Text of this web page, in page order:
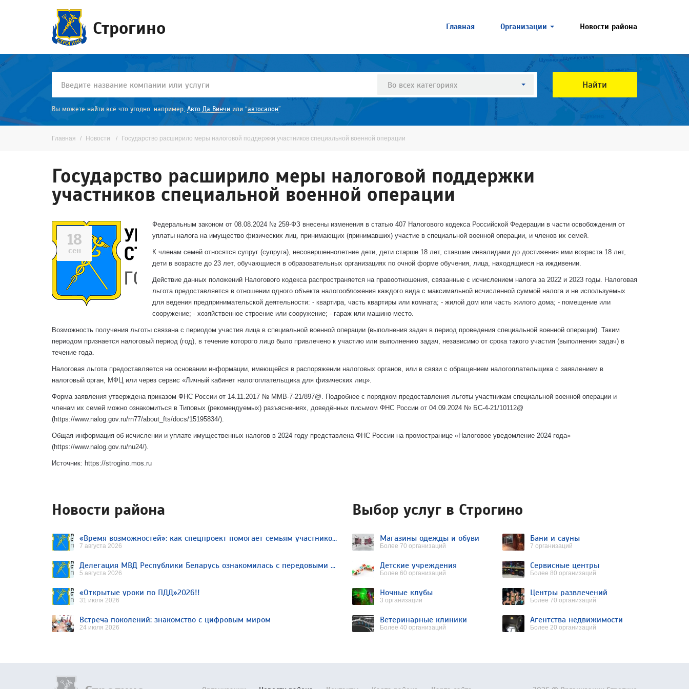
Строгино Главная Организации Новости района
Во всех категориях Найти
Вы можете найти всё что угодно: например,Авто Да Винчи или “автосалон”
Главная Новости Государство расширило меры налоговой поддержки участников специальной военной операции
Государство расширило меры налоговой поддержки
участников специальной военной операции
18
сен
Федеральным законом от 08.08.2024 № 259-ФЗ внесены изменения в статью 407 Налогового кодекса Российской Федерации в части освобождения от
уплаты налога на имущество физических лиц, принимающих (принимавших) участие в специальной военной операции, и членов их семей.
К членам семей относятся супруг (супруга), несовершеннолетние дети, дети старше 18 лет, ставшие инвалидами до достижения ими возраста 18 лет,
дети в возрасте до 23 лет, обучающиеся в образовательных организациях по очной форме обучения, лица, находящиеся на иждивении.
Действие данных положений Налогового кодекса распространяется на правоотношения, связанные с исчислением налога за 2022 и 2023 годы. Налоговая
льгота предоставляется в отношении одного объекта налогообложения каждого вида с максимальной исчисленной суммой налога и не используемых
для ведения предпринимательской деятельности: - квартира, часть квартиры или комната; - жилой дом или часть жилого дома; - помещение или
сооружение; - хозяйственное строение или сооружение; - гараж или машино-место.
Возможность получения льготы связана с периодом участия лица в специальной военной операции (выполнения задач в период проведения специальной военной операции). Таким
периодом признается налоговый период (год), в течение которого лицо было привлечено к участию или выполнению задач, независимо от срока такого участия (выполнения задач) в
течение года.
Налоговая льгота предоставляется на основании информации, имеющейся в распоряжении налоговых органов, или в связи с обращением налогоплательщика с заявлением в
налоговый орган, МФЦ или через сервис «Личный кабинет налогоплательщика для физических лиц».
Форма заявления утверждена приказом ФНС России от 14.11.2017 № ММВ-7-21/897@. Подробнее с порядком предоставления льготы участникам специальной военной операции и
членам их семей можно ознакомиться в Типовых (рекомендуемых) разъяснениях, доведённых письмом ФНС России от 04.09.2024 № БС-4-21/10112@
(https://www.nalog.gov.ru/rn77/about_fts/docs/15195834/).
Общая информация об исчислении и уплате имущественных налогов в 2024 году представлена ФНС России на промостранице «Налоговое уведомление 2024 года»
(https://www.nalog.gov.ru/nu24/).
Источник: https://strogino.mos.ru
Новости района
«Время возможностей»: как спецпроект помогает семьям участников СВО организовать отдых
7 августа 2026
Делегация МВД Республики Беларусь ознакомилась с передовыми методами работы Росгвардии в Москве
5 августа 2026
«Открытые уроки по ПДД»2026!!
31 июля 2026
Встреча поколений: знакомство с цифровым миром
24 июля 2026
Выбор услуг в Строгино
Магазины одежды и обуви
Более 70 организаций
Бани и сауны
7 организаций
Детские учреждения
Более 60 организаций
Сервисные центры
Более 80 организаций
Ночные клубы
3 организации
Центры развлечений
Более 70 организаций
Ветеринарные клиники
Более 40 организаций
Агентства недвижимости
Более 20 организаций